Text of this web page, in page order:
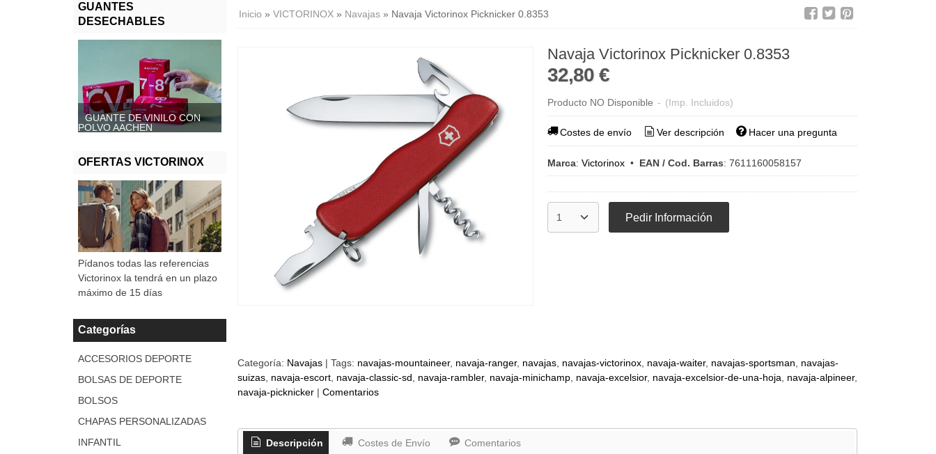
GUANTES
DESECHABLES
GUANTE DE VINILO CON
POLVO AACHEN
GUANTE DE VINILO SIN
POLVO, AACHEN
OFERTAS VICTORINOX
Pídanos todas las referencias
Victorinox la tendrá en un plazo
máximo de 15 días
Categorías
ACCESORIOS DEPORTE
BOLSAS DE DEPORTE
BOLSOS
CHAPAS PERSONALIZADAS
INFANTIL
Inicio » VICTORINOX» Navajas» Navaja Victorinox Picknicker 0.8353
Navaja Victorinox Picknicker 0.8353
32,80 €
Producto NO Disponible - (Imp. Incluidos)
Costes de envío Ver descripción Hacer una pregunta
Marca: Victorinox• EAN / Cod. Barras: 7611160058157
Pedir Información
Categoría: Navajas| Tags: navajas-mountaineer navaja-ranger navajas navajas-victorinox navaja-waiter navajas-sportsman
navajas-
suizas navaja-escort navaja-classic-sd navaja-rambler navaja-minichamp navaja-excelsior navaja-excelsior-de-una-hoja
navaja-alpineer
navaja-picknicker | Comentarios
Descripción Costes de Envío Comentarios